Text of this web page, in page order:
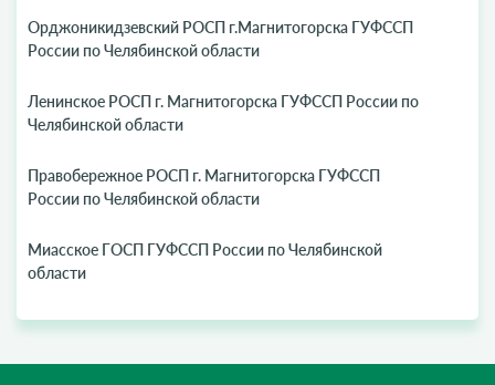
Орджоникидзевский РОСП г.Магнитогорска ГУФССП
России по Челябинской области
Ленинское РОСП г. Магнитогорска ГУФССП России по
Челябинской области
Правобережное РОСП г. Магнитогорска ГУФССП
России по Челябинской области
Миасское ГОСП ГУФССП России по Челябинской
области